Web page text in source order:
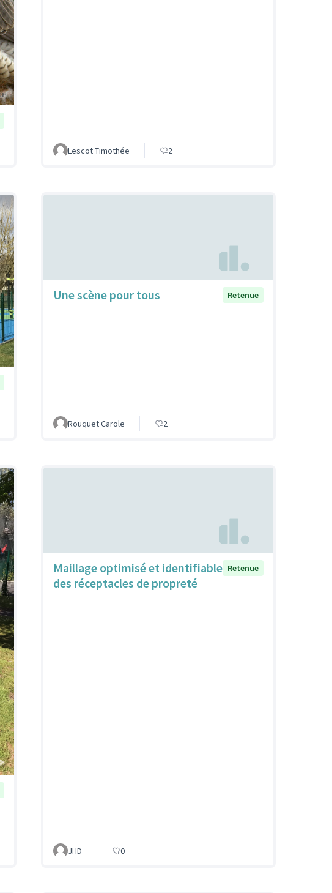
Lescot Timothée 2
Une scène pour tous Retenue
Rouquet Carole 2
Maillage optimisé et identifiable
des réceptacles de propreté
Retenue
JHD 0